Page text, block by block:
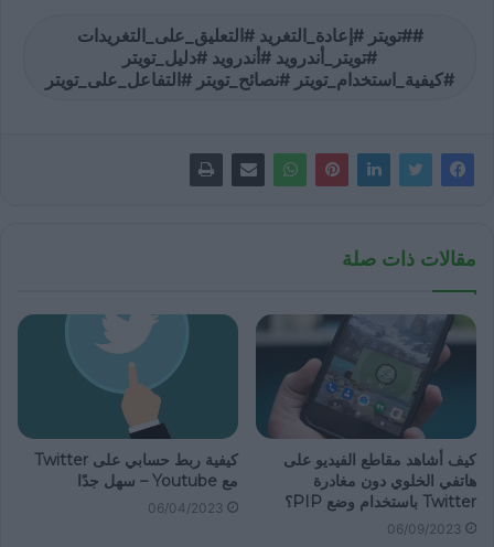
#تويتر #إعادة_التغريد #التعليق_على_التغريدات
#تويتر_أندرويد #أندرويد #دليل_تويتر
#كيفية_استخدام_تويتر #نصائح_تويتر #التفاعل_على_تويتر
مقالات ذات صلة
كيف أشاهد مقاطع الفيديو على
هاتفي الخلوي دون مغادرة
Twitter باستخدام وضع PIP؟
06/09/2023
كيفية ربط حسابي على Twitter
مع Youtube – سهل جدًا
06/04/2023